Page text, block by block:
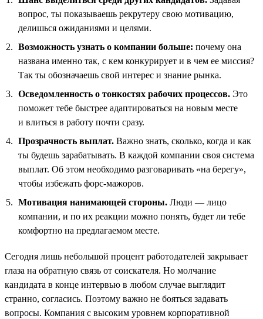
вопрос, ты показываешь рекрутеру свою мотивацию,
делишься ожиданиями и целями.
Возможность узнать о компании больше: почему она
названа именно так, с кем конкурирует и в чем ее миссия?
Так ты обозначаешь свой интерес и знание рынка.
Осведомленность о тонкостях рабочих процессов. Это
поможет тебе быстрее адаптироваться на новым месте
и влиться в работу почти сразу.
Прозрачность выплат. Важно знать, сколько, когда и как
ты будешь зарабатывать. В каждой компании своя система
выплат. Об этом необходимо разговаривать «на берегу»,
чтобы избежать форс-мажоров.
Мотивация нанимающей стороны. Люди — лицо
компании, и по их реакции можно понять, будет ли тебе
комфортно на предлагаемом месте.
Сегодня лишь небольшой процент работодателей закрывает
глаза на обратную связь от соискателя. Но молчание
кандидата в конце интервью в любом случае выглядит
странно, согласись. Поэтому важно не бояться задавать
вопросы. Компания с высоким уровнем корпоративной